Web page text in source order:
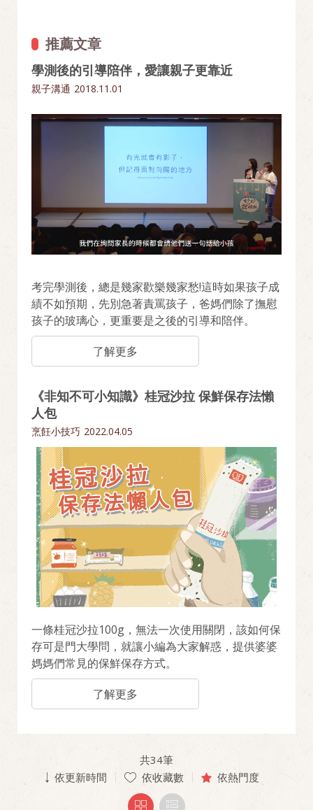
推薦文章
學測後的引導陪伴，愛讓親子更靠近
親子溝通 2018.11.01
考完學測後，總是幾家歡樂幾家愁!這時如果孩子成
績不如預期，先別急著責罵孩子，爸媽們除了撫慰
孩子的玻璃心，更重要是之後的引導和陪伴。
了解更多
《非知不可小知識》桂冠沙拉 保鮮保存法懶
人包
烹飪小技巧 2022.04.05
一條桂冠沙拉100g，無法一次使用關閉，該如何保
存可是門大學問，就讓小編為大家解惑，提供婆婆
媽媽們常見的保鮮保存方式。
了解更多
共34筆
依更新時間
依收藏數 依熱門度